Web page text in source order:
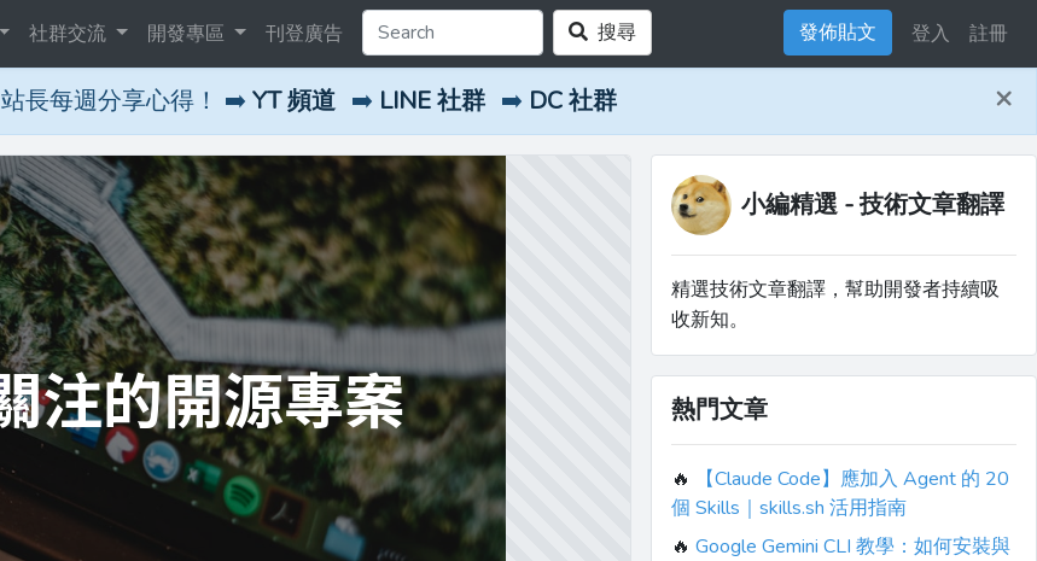
社群交流 開發專區 刊登廣告 搜尋 發佈貼文 登入 註冊
站長每週分享心得！ ➡️ YT 頻道 ➡️ LINE 社群 ➡️ DC 社群 ×
小編精選 - 技術文章翻譯
精選技術文章翻譯，幫助開發者持續吸
收新知。
熱門文章
🔥
【Claude Code】應加入 Agent 的 20
個 Skills｜skills.sh 活用指南
🔥 Google Gemini CLI 教學：如何安裝與